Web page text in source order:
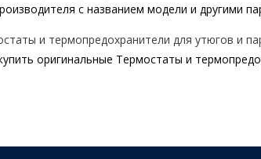
с названием модели и другими
и термопредохранители для утюгов и
оригинальные Термостаты и
4055297511 для парогенератора